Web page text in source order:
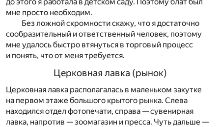
мне просто необходим.
Без ложной скромности скажу, что я достаточно
сообразительный и ответственный человек, поэтому
мне удалось быстро втянуться в торговый процесс
и понять, что от меня требуется.
Церковная лавка (рынок)
Церковная лавка располагалась в маленьком закутке
на первом этаже большого крытого рынка. Слева
находился отдел фотопечати, справа — сувенирная
лавка, напротив — зоомагазин и пресса. Чуть дальше —